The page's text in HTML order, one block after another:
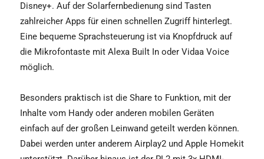
Disney+. Auf der Solarfernbedienung sind Tasten
zahlreicher Apps für einen schnellen Zugriff hinterlegt.
Eine bequeme Sprachsteuerung ist via Knopfdruck auf
die Mikrofontaste mit Alexa Built In oder Vidaa Voice
möglich.
Besonders praktisch ist die Share to Funktion, mit der
Inhalte vom Handy oder anderen mobilen Geräten
einfach auf der großen Leinwand geteilt werden können.
Dabei werden unter anderem Airplay2 und Apple Homekit